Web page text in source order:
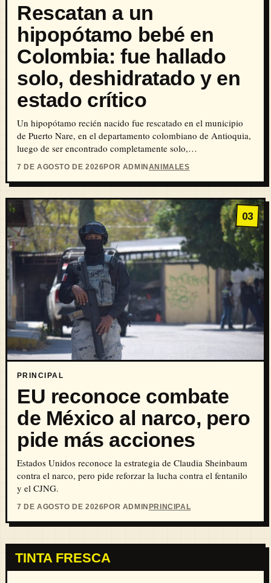
Rescatan a un
hipopótamo bebé en
Colombia: fue hallado
solo, deshidratado y en
estado crítico
Un hipopótamo recién nacido fue rescatado en el municipio
de Puerto Nare, en el departamento colombiano de Antioquia,
luego de ser encontrado completamente solo,…
7 DE AGOSTO DE 2026POR ADMINANIMALES
03
PRINCIPAL
EU reconoce combate
de México al narco, pero
pide más acciones
Estados Unidos reconoce la estrategia de Claudia Sheinbaum
contra el narco, pero pide reforzar la lucha contra el fentanilo
y el CJNG.
7 DE AGOSTO DE 2026POR ADMINPRINCIPAL
TINTA FRESCA